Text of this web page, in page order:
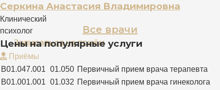
Серкина Анастасия Владимировна
Клинический
психолог
Записаться на приём
Все врачи
Цены на популярные услуги
Приёмы
B01.047.001 01.050 Первичный прием врача терапевта
B01.001.001 01.032 Первичный прием врача гинеколога